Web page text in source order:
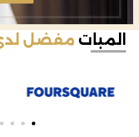
المبات مفضل